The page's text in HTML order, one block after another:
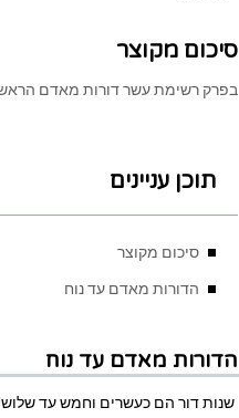
סיכום מקוצר
בפרק רשימת עשר דורות מאדם
תוכן עניינים
סיכום מקוצר
הדורות מאדם עד נוח
הדורות מאדם עד נוח
שנות דור הם כעשרים וחמש עד